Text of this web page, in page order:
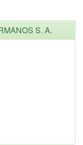
S. A.